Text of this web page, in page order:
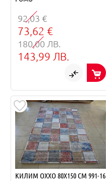
92,03 €
73,62 €
180,00 ЛВ.
143,99 ЛВ.
КИЛИМ OXXO 80Х150 СМ 991-16